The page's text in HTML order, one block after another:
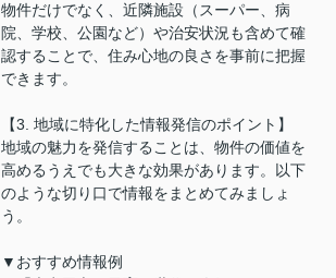
物件だけでなく、近隣施設（スーパー、病
院、学校、公園など）や治安状況も含めて確
認することで、住み心地の良さを事前に把握
できます。
【3. 地域に特化した情報発信のポイント】
地域の魅力を発信することは、物件の価値を
高めるうえでも大きな効果があります。以下
のような切り口で情報をまとめてみましょ
う。
▼おすすめ情報例